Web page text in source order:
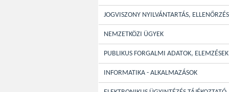
JOGVISZONY NYILVÁNTARTÁS, ELLENŐRZÉS
NEMZETKÖZI ÜGYEK
PUBLIKUS FORGALMI ADATOK, ELEMZÉSEK
INFORMATIKA - ALKALMAZÁSOK